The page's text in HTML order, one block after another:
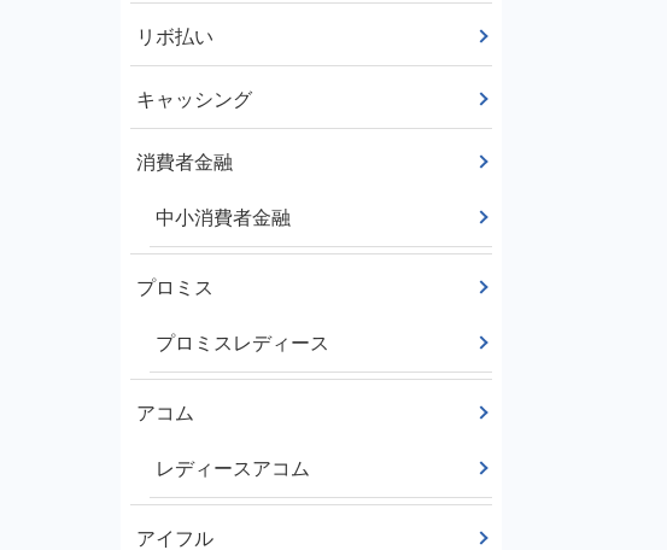
リボ払い
キャッシング
消費者金融
中小消費者金融
プロミス
プロミスレディース
アコム
レディースアコム
アイフル